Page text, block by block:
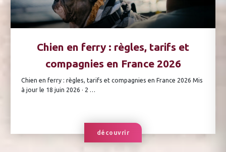
Chien en ferry : règles, tarifs et
compagnies en France 2026
Chien en ferry : règles, tarifs et compagnies en France 2026 Mis
à jour le 18 juin 2026 · 2 …
découvrir